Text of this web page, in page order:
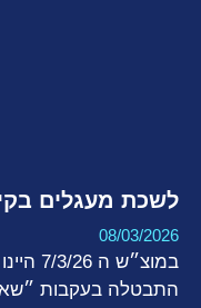
לשכת מעגלים
08/03/2026
התבטלה בעקבות